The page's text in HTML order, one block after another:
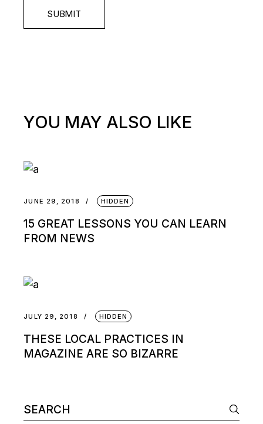
SUBMIT
YOU MAY ALSO LIKE
JUNE 29, 2018 HIDDEN
15 GREAT LESSONS YOU CAN LEARN
FROM NEWS
JULY 29, 2018 HIDDEN
THESE LOCAL PRACTICES IN
MAGAZINE ARE SO BIZARRE
Search
for: